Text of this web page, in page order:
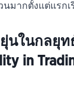
นมากตั้งแต่แรกเ
นในกลยุท
in